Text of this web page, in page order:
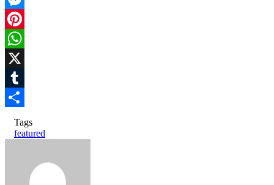
Messenger
Pinterest
WhatsApp
X
Tumblr
Share
Tags
featured